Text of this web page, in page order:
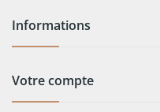
Informations
Votre compte